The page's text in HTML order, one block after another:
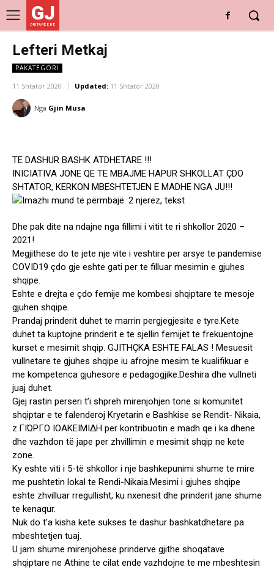
GJ
DRITARE E RE
Lefteri Metkaj
PAKATEGORI
11 Shtator 2020 Updated: 11 Shtator 2020
Nga Gjin Musa
TE DASHUR BASHK ATDHETARE !!!
INICIATIVA JONE QE TE MBAJME HAPUR SHKOLLAT ÇDO
SHTATOR, KERKON MBESHTETJEN E MADHE NGA JU!!!
Dhe pak dite na ndajne nga fillimi i vitit te ri shkollor 2020 –
2021!
Megjithese do te jete nje vite i veshtire per arsye te pandemise
COVID19 çdo gje eshte gati per te filluar mesimin e gjuhes
shqipe.
Eshte e drejta e çdo femije me kombesi shqiptare te mesoje
gjuhen shqipe.
Prandaj prinderit duhet te marrin pergjegjesite e tyre.Kete
duhet ta kuptojne prinderit e te sjellin femijet te frekuentojne
kurset e mesimit shqip. GJITHÇKA ESHTE FALAS ! Mesuesit
vullnetare te gjuhes shqipe iu afrojne mesim te kualifikuar e
me kompetenca gjuhesore e pedagogjike.Deshira dhe vullneti
juaj duhet.
Gjej rastin perseri t’i shpreh mirenjohjen tone si komunitet
shqiptar e te falenderoj Kryetarin e Bashkise se Rendit- Nikaia,
z.ΓΙΏΡΓΟ ΙΟΑΚΕΙΜΙΔΗ per kontribuotin e madh qe i ka dhene
dhe vazhdon të jape per zhvillimin e mesimit shqip ne kete
zone.
Ky eshte viti i 5-të shkollor i nje bashkepunimi shume te mire
me pushtetin lokal te Rendi-Nikaia.Mesimi i gjuhes shqipe
eshte zhvilluar rregullisht, ku nxenesit dhe prinderit jane shume
te kenaqur.
Nuk do t’a kisha kete sukses te dashur bashkatdhetare pa
mbeshtetjen tuaj.
U jam shume mirenjohese prinderve gjithe shoqatave
shqiptare ne Athine te cilat ende vazhdojne te me mbeshtesin